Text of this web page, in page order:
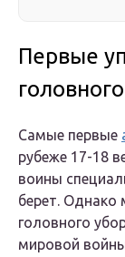
Первые
Самые первые
рубеже 17-18
воины
берет. Однако
головного
мировой